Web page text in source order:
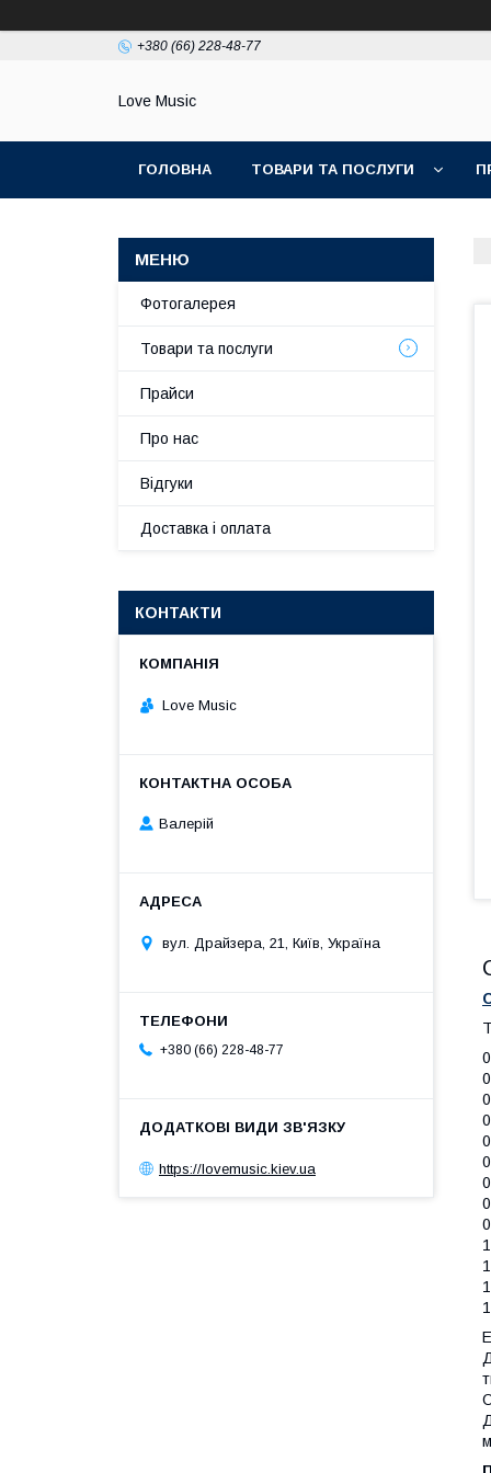
+380 (66) 228-48-77
Love Music
ГОЛОВНА ТОВАРИ ТА ПОСЛУГИ
Фотогалерея
Товари та послуги
Прайси
Про нас
Відгуки
Доставка і оплата
КОНТАКТИ
Love Music
Валерій
вул. Драйзера, 21, Київ, Україна
+380 (66) 228-48-77
https://lovemusic.kiev.ua